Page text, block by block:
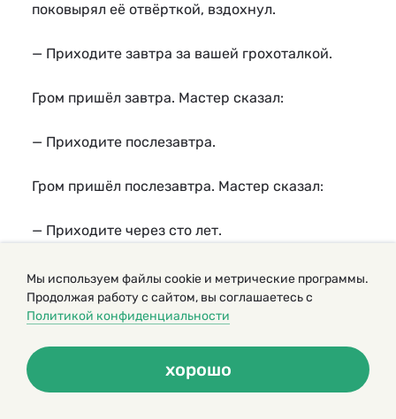
поковырял её отвёрткой, вздохнул.
— Приходите завтра за вашей грохоталкой.
Гром пришёл завтра. Мастер сказал:
— Приходите послезавтра.
Гром пришёл послезавтра. Мастер сказал:
— Приходите через сто лет.
— Поймите, мастер, — взмолился Гром, — я не
могу ждать сто лет. Представляете, начнётся
гроза, а грома не будет, потому что без
грохоталки я ничего из себя не представляю.
— Так бы сразу и сказали,- проворчал мастер. –
Мы используем файлы cookie и метрические программы.
Продолжая работу с сайтом, вы соглашаетесь с
Политикой конфиденциальности
хорошо